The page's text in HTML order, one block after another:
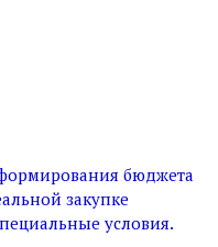
бюджета
закупке
условия.